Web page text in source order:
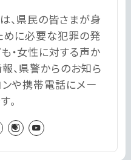
、県民の皆さまが身
に必要な犯罪の発
・女性に対する声か
、県警からのお知ら
や携帯電話にメー
。